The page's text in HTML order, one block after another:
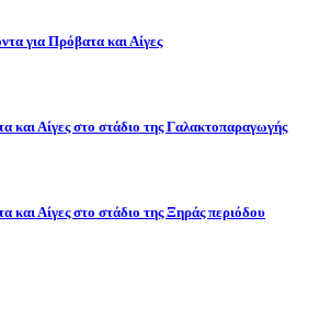
για Πρόβατα και Αίγες
και Αίγες στο στάδιο της Γαλακτοπαραγωγής
και Αίγες στο στάδιο της Ξηράς περιόδου